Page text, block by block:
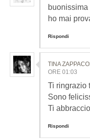
ho mai
Rispondi
TINA
ORE 01:03
Ti ringrazio
Sono
Ti
Rispondi